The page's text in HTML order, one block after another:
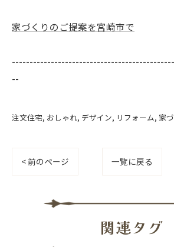
家づくりのご提案を宮崎市で
--
注文住宅 おしゃれ デザイン リフォーム 家
< 前のページ 一覧に戻る
関連タグ